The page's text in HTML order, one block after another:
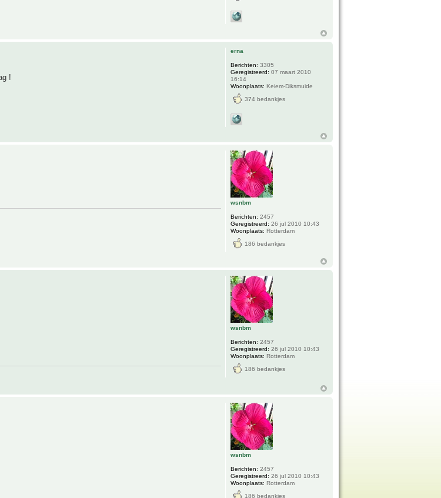
!
erna
Berichten: 3305
Geregistreerd: 07 maart 2010
16:14
Woonplaats: Keiem-Diksmuide
374 bedankjes
wsnbm
Berichten: 2457
Geregistreerd: 26 jul 2010 10:43
Woonplaats: Rotterdam
186 bedankjes
wsnbm
Berichten: 2457
Geregistreerd: 26 jul 2010 10:43
Woonplaats: Rotterdam
186 bedankjes
wsnbm
Berichten: 2457
Geregistreerd: 26 jul 2010 10:43
Woonplaats: Rotterdam
186 bedankjes